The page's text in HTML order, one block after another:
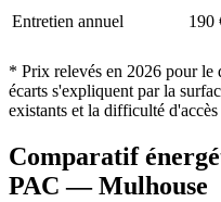
Entretien annuel
190
* Prix relevés en 2026 pour le
écarts s'expliquent par la
existants et la difficulté d'accès
Comparatif
PAC —Mulhouse